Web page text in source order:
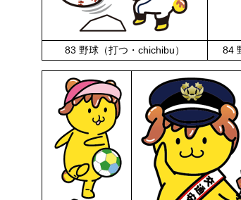
83 野球（打つ・chichibu） 84